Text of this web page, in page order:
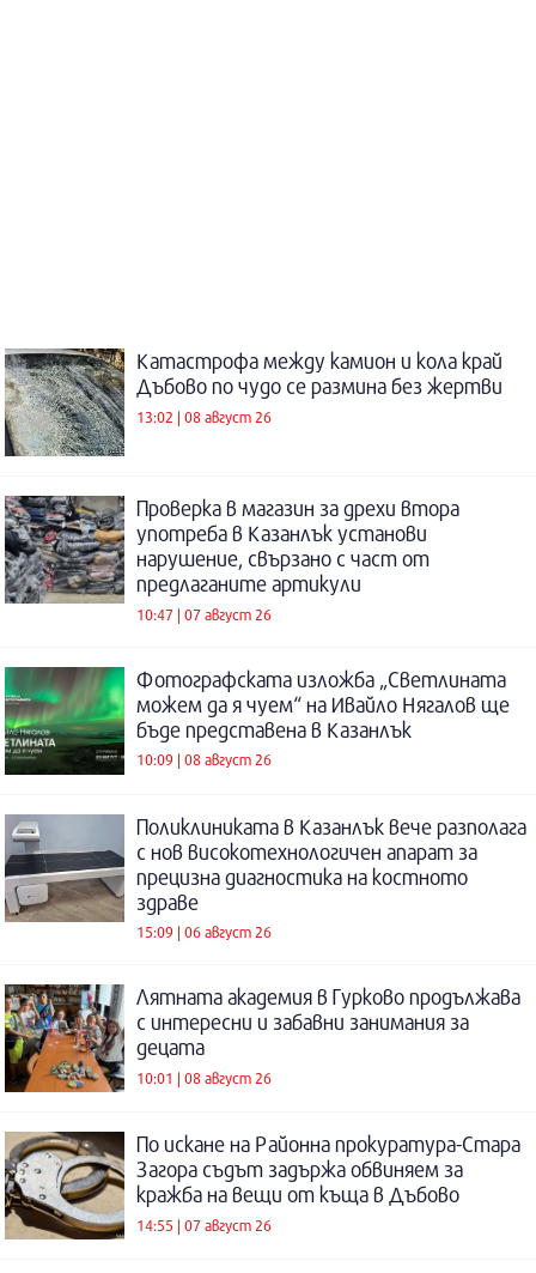
Катастрофа между камион и кола край
Дъбово по чудо се размина без жертви
13:02 | 08 август 26
Проверка в магазин за дрехи втора
употреба в Казанлък установи
нарушение, свързано с част от
предлаганите артикули
10:47 | 07 август 26
Фотографската изложба „Светлината
можем да я чуем“ на Ивайло Нягалов ще
бъде представена в Казанлък
10:09 | 08 август 26
Поликлиниката в Казанлък вече разполага
с нов високотехнологичен апарат за
прецизна диагностика на костното
здраве
15:09 | 06 август 26
Лятната академия в Гурково продължава
с интересни и забавни занимания за
децата
10:01 | 08 август 26
По искане на Районна прокуратура-Стара
Загора съдът задържа обвиняем за
кражба на вещи от къща в Дъбово
14:55 | 07 август 26